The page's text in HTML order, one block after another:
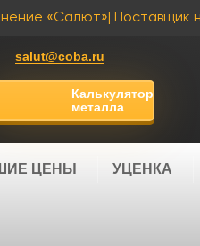
«Салют» | Поставщик
salut@coba.ru
Калькулятор
металла
ЦЕНЫ УЦЕНКА